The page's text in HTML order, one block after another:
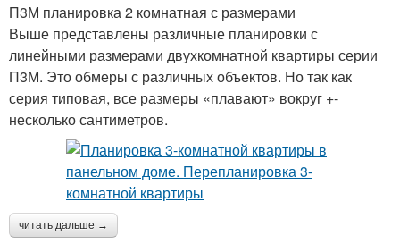
П3М планировка 2 комнатная с размерами
Выше представлены различные планировки с
линейными размерами двухкомнатной квартиры серии
П3М. Это обмеры с различных объектов. Но так как
серия типовая, все размеры «плавают» вокруг +-
несколько сантиметров.
читать дальше →